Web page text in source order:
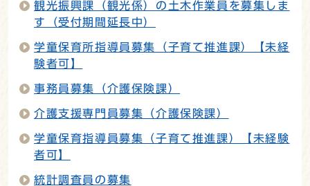
観光振興課（観光係）の土木作業員を募集しま
す（受付期間延長中）
学童保育所指導員募集（子育て推進課）【未経
験者可】
事務員募集（介護保険課）
介護支援専門員募集（介護保険課）
学童保育指導員募集（子育て推進課）【未経験
者可】
統計調査員の募集